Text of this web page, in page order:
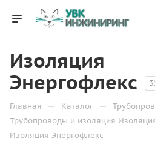
Изоляция
Энергофлекс
Главная — Каталог —
Трубопроводы и изоляция
Изоляция Энергофлекс